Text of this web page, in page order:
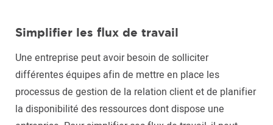
Simplifier les flux de travail
Une entreprise peut avoir besoin de solliciter
différentes équipes afin de mettre en place les
processus de gestion de la relation client et de planifier
la disponibilité des ressources dont dispose une